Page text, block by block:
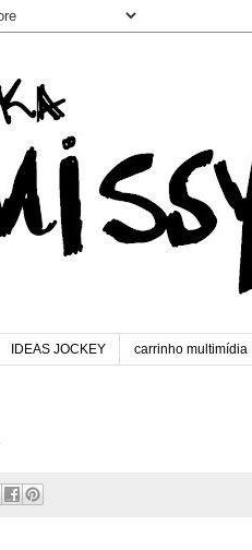
IDEAS JOCKEY carrinho multimídia